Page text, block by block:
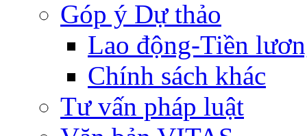
Góp ý Dự thảo
Lao động-Tiền
Chính sách khác
Tư vấn pháp luật